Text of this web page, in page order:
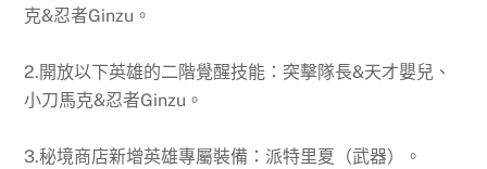
克&忍者Ginzu。
2.開放以下英雄的二階覺醒技能：突擊隊長&天才嬰兒、
小刀馬克&忍者Ginzu。
3.秘境商店新增英雄專屬裝備：派特里夏（武器）。